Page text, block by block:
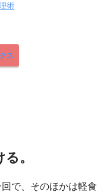
術
ス
。
で、そのほかは軽食